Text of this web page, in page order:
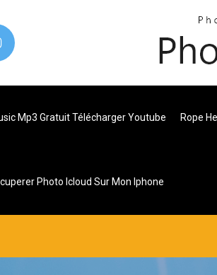
Mp3 Gratuit Télécharger Youtube Rope
Photo Icloud Sur Mon Iphone